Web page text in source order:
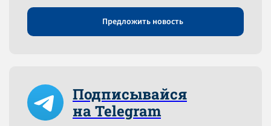
Предложить новость
Подписывайся
на Telegram